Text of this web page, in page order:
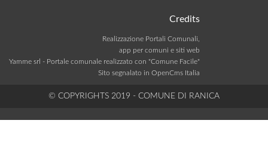
Credits
Realizzazione Portali Comunali,
app per comuni e siti web
Yamme srl - Portale comunale realizzato con "Comune Facile"
Sito segnalato in OpenCms Italia
© COPYRIGHTS 2019 - COMUNE DI RANICA